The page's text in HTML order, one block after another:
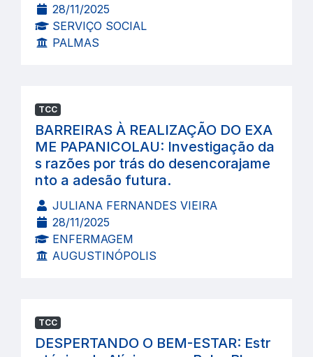
28/11/2025
SERVIÇO SOCIAL
PALMAS
TCC
BARREIRAS À REALIZAÇÃO DO EXA
ME PAPANICOLAU: Investigação da
s razões por trás do desencorajame
nto a adesão futura.
JULIANA FERNANDES VIEIRA
28/11/2025
ENFERMAGEM
AUGUSTINÓPOLIS
TCC
DESPERTANDO O BEM-ESTAR: Estr